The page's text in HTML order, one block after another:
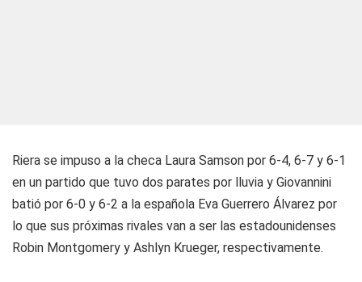
Riera se impuso a la checa Laura Samson por 6-4, 6-7 y 6-1
en un partido que tuvo dos parates por lluvia y Giovannini
batió por 6-0 y 6-2 a la española Eva Guerrero Álvarez por
lo que sus próximas rivales van a ser las estadounidenses
Robin Montgomery y Ashlyn Krueger, respectivamente.